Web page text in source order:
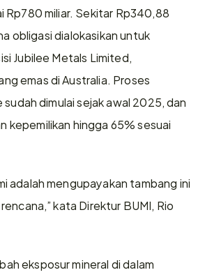
Rp780 miliar. Sekitar Rp340,88
obligasi dialokasikan untuk
Jubilee Metals Limited,
emas di Australia. Proses
dimulai sejak awal 2025, dan
kepemilikan hingga 65% sesuai
adalah mengupayakan tambang ini
kata Direktur BUMI, Rio
eksposur mineral di dalam